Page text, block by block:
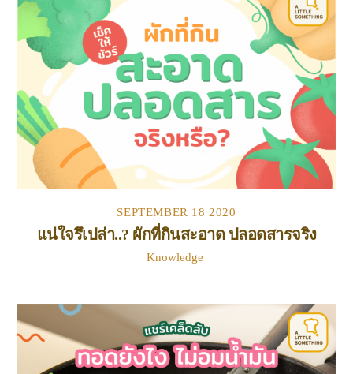
SEPTEMBER 18 2020
แน่ใจรึเปล่า..? ผักที่กินสะอาด ปลอดสารจริง
Knowledge